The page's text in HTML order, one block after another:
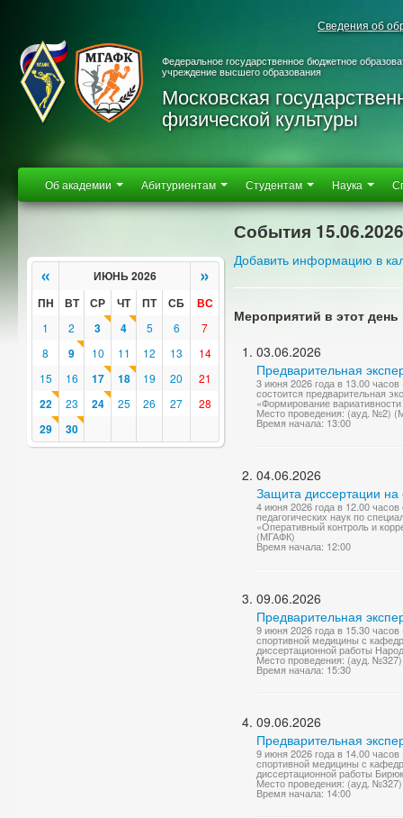
Сведения об
Федеральное государственное бюджетное
учреждение высшего образования
Московская
физической культуры
Об академии Абитуриентам Студентам Наука
« ИЮНЬ 2026 »
ПН ВТ СР ЧТ ПТ СБ ВС
1 2 3 4 5 6
7
8
9 10 11 12 13
14
15
16 17 18 19 20 21
22 23 24 25 26 27 28
29 30
События 15.06.2026
Добавить информацию в
Мероприятий в этот день
03.06.2026
Предварительная
3 июня 2026 года в 13.00
состоится предварительная
«Формирование
Место проведения: (ауд. №2)
Время начала: 13:00
04.06.2026
Защита диссертации на
4 июня 2026 года в 12.00
педагогических наук по
«Оперативный контроль и
(МГАФК)
Время начала: 12:00
09.06.2026
Предварительная
9 июня 2026 года в 15.30
спортивной медицины с
диссертационной работы
Место проведения: (ауд.
Время начала: 15:30
09.06.2026
Предварительная
9 июня 2026 года в 14.00
спортивной медицины с
диссертационной работы
Место проведения: (ауд.
Время начала: 14:00